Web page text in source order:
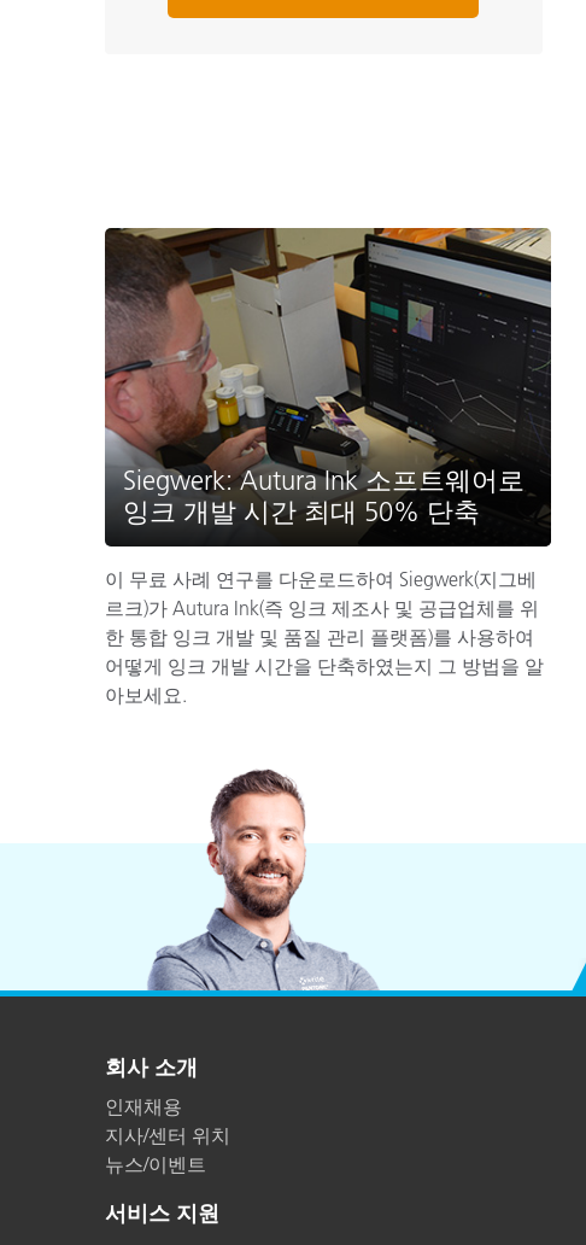
Siegwerk: Autura Ink 소프트웨어로
잉크 개발 시간 최대 50% 단축
이 무료 사례 연구를 다운로드하여 Siegwerk(지그베
르크)가 Autura Ink(즉 잉크 제조사 및 공급업체를 위
한 통합 잉크 개발 및 품질 관리 플랫폼)를 사용하여
어떻게 잉크 개발 시간을 단축하였는지 그 방법을 알
아보세요.
회사 소개
인재채용
지사/센터 위치
뉴스/이벤트
서비스 지원